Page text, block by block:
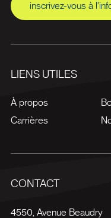
inscrivez-vous à
LIENS UTILES
À propos
Carrières
CONTACT
4550, Avenue Beaudry